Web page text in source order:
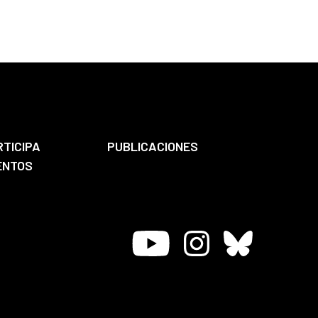
PUBLICACIONES
Youtube InstagramBluesky